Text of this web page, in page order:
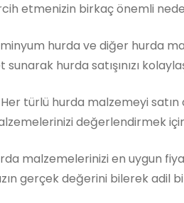
etmenizin birkaç önemli
hurda ve diğer hurda
hurda satışınızı
Her türlü hurda malzemeyi
değerlendirmek
malzemelerinizi en uygun
gerçek değerini bilerek adil